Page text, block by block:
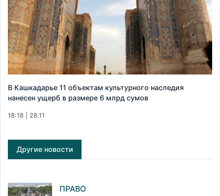
В Кашкадарье 11 объектам культурного наследия
нанесен ущерб в размере 6 млрд сумов
18:18 | 28.11
Другие новости
ПРАВО